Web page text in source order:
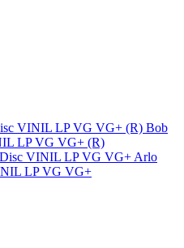
Bob
LP VG VG+ (R)
Arlo
LP VG VG+